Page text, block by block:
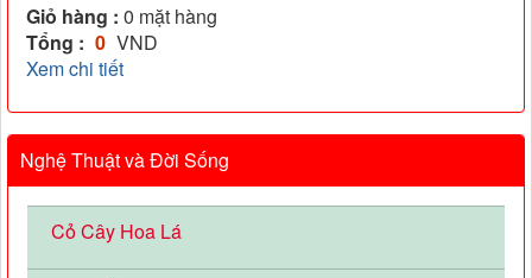
Giỏ hàng : 0 mặt hàng
Tổng : 0 VND
Xem chi tiết
Nghệ Thuật và Đời Sống
Cỏ Cây Hoa Lá